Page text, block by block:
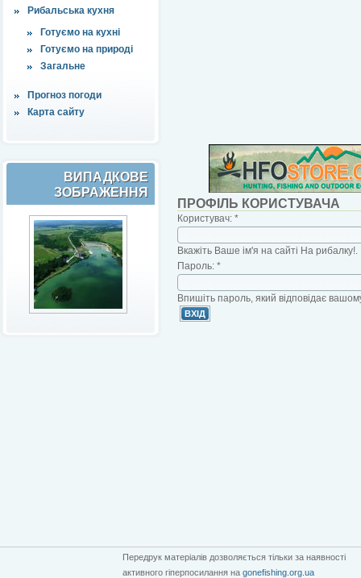
Рибальська кухня
Готуємо на кухні
Готуємо на природі
Загальне
Прогноз погоди
Карта сайту
ВИПАДКОВЕ
ЗОБРАЖЕННЯ
ПРОФІЛЬ КОРИСТУВАЧА
Користувач: *
Вкажіть Ваше ім'я на сайті На рибалку!.
Пароль: *
Впишіть пароль, який відповідає
Передрук матеріалів дозволяється тільки за наявності
активного гіперпосилання на gonefishing.org.ua